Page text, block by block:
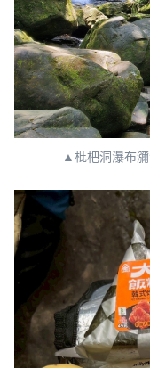
▲枇杷洞瀑布